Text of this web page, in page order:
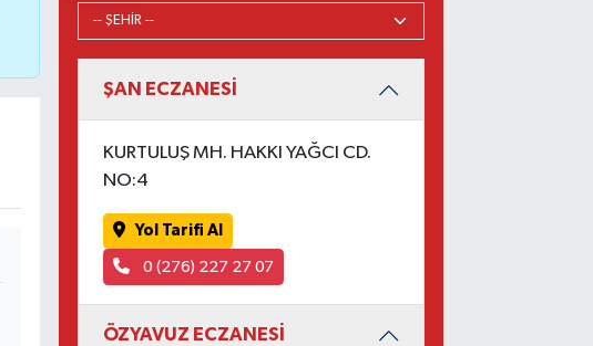
ŞAN ECZANESİ
KURTULUŞ MH. HAKKI YAĞCI CD.
NO:4
Yol Tarifi Al
0 (276) 227 27 07
ÖZYAVUZ ECZANESİ